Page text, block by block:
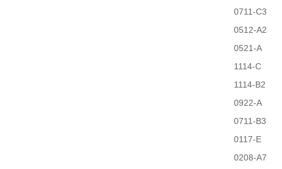
0711-C3
0512-A2
0521-A
1114-C
1114-B2
0922-A
0711-B3
0117-E
0208-A7